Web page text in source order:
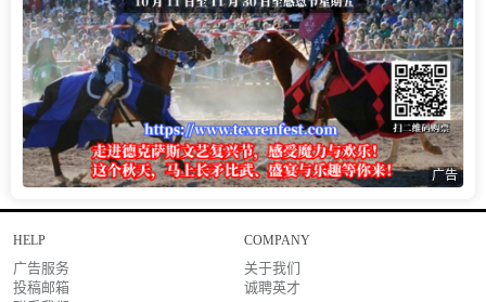
广告
HELP
广告服务
投稿邮箱
COMPANY
关于我们
诚聘英才